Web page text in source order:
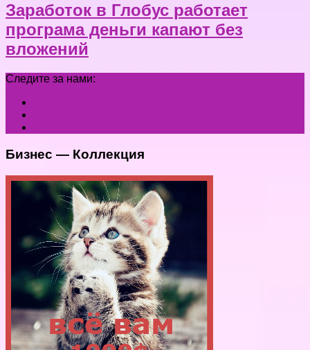
Заработок в Глобус работает
програма деньги капают без
вложений
Следите за нами:
Бизнес — Коллекция